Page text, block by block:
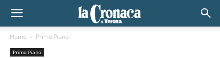
Home Primo Piano
Primo Piano